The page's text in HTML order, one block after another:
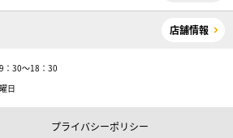
店舗情報
30～18：30
日
プライバシーポリシー